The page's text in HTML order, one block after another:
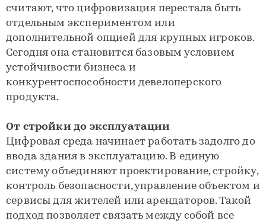
считают, что цифровизация перестала быть
отдельным экспериментом или
дополнительной опцией для крупных игроков.
Сегодня она становится базовым условием
устойчивости бизнеса и
конкурентоспособности девелоперского
продукта.
От стройки до эксплуатации
Цифровая среда начинает работать задолго до
ввода здания в эксплуатацию. В единую
систему объединяют проектирование, стройку,
контроль безопасности, управление объектом и
сервисы для жителей или арендаторов. Такой
подход позволяет связать между собой все